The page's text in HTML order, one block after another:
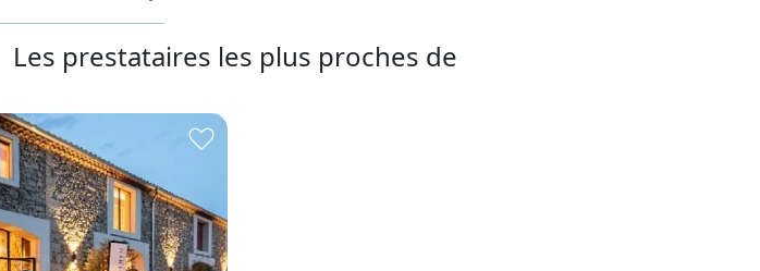
Les prestataires les plus proches de